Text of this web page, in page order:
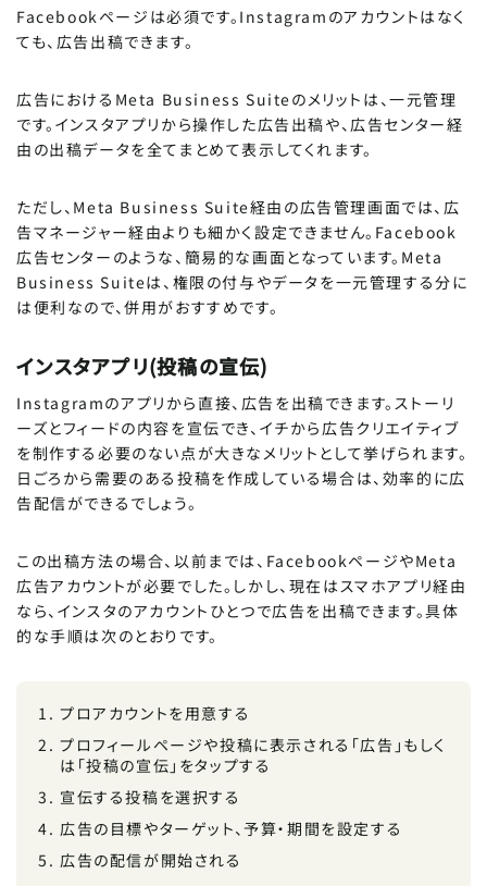
Facebookページは必須です。Instagramのアカウントはなく
ても、広告出稿できます。
広告におけるMeta Business Suiteのメリットは、一元管理
です。インスタアプリから操作した広告出稿や、広告センター経
由の出稿データを全てまとめて表示してくれます。
ただし、Meta Business Suite経由の広告管理画面では、広
告マネージャー経由よりも細かく設定できません。Facebook
広告センターのような、簡易的な画面となっています。Meta
Business Suiteは、権限の付与やデータを一元管理する分に
は便利なので、併用がおすすめです。
インスタアプリ(投稿の宣伝)
Instagramのアプリから直接、広告を出稿できます。ストーリ
ーズとフィードの内容を宣伝でき、イチから広告クリエイティブ
を制作する必要のない点が大きなメリットとして挙げられます。
日ごろから需要のある投稿を作成している場合は、効率的に広
告配信ができるでしょう。
この出稿方法の場合、以前までは、FacebookページやMeta
広告アカウントが必要でした。しかし、現在はスマホアプリ経由
なら、インスタのアカウントひとつで広告を出稿できます。具体
的な手順は次のとおりです。
プロアカウントを用意する
プロフィールページや投稿に表示される「広告」もしく
は「投稿の宣伝」をタップする
宣伝する投稿を選択する
広告の目標やターゲット、予算・期間を設定する
広告の配信が開始される